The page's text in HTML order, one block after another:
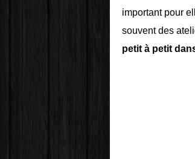
important pour
souvent des
petit à petit